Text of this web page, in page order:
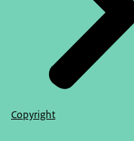
Copyright